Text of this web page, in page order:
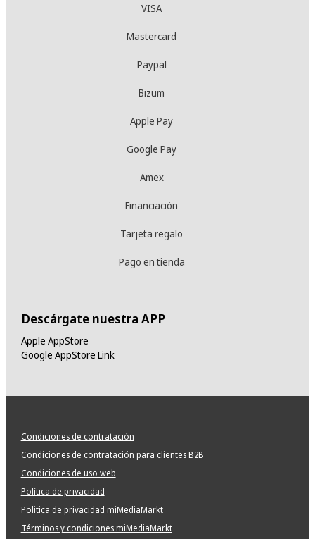
VISA
Mastercard
Paypal
Bizum
Apple Pay
Google Pay
Amex
Financiación
Tarjeta regalo
Pago en tienda
Descárgate nuestra APP
Apple AppStore
Google AppStore Link
Condiciones de contratación
Condiciones de contratación para clientes B2B
Condiciones de uso web
Política de privacidad
Politica de privacidad miMediaMarkt
Términos y condiciones miMediaMarkt